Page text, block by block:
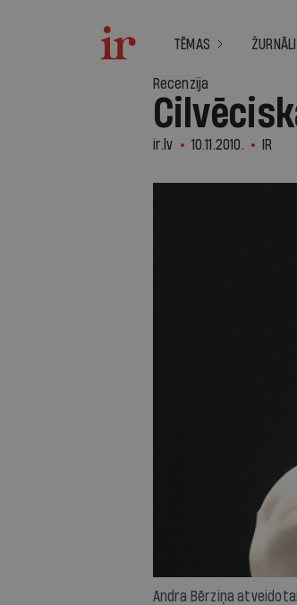
TĒMAS ŽURNĀLI
Recenzija
ir.lv 10.11.2010. IR
Andra Bērziņa